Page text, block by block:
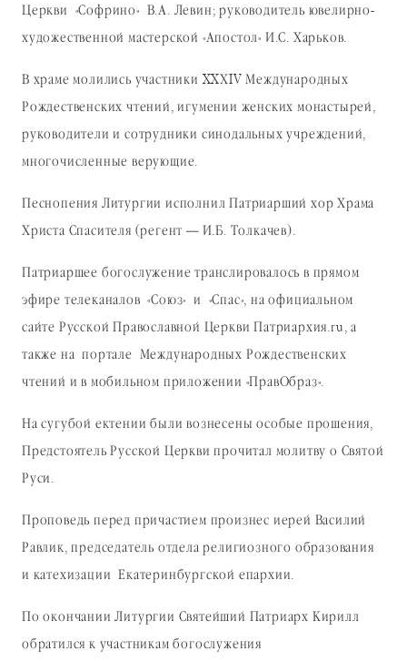
Церкви «Софрино» В.А. Левин; руководитель ювелирно-
художественной мастерской «Апостол» И.С. Харьков.
В храме молились участники XXХIV Международных
Рождественских чтений, игумении женских монастырей,
руководители и сотрудники синодальных учреждений,
многочисленные верующие.
Песнопения Литургии исполнил Патриарший хор Храма
Христа Спасителя (регент — И.Б. Толкачев).
Патриаршее богослужение транслировалось в прямом
эфире телеканалов «Союз» и «Спас», на официальном
сайте Русской Православной Церкви Патриархия.ru, а
также на портале Международных Рождественских
чтений и в мобильном приложении «ПравОбраз».
На сугубой ектении были вознесены особые прошения,
Предстоятель Русской Церкви прочитал молитву о Святой
Руси.
Проповедь перед причастием произнес иерей Василий
Равлик, председатель отдела религиозного образования
и катехизации Екатеринбургской епархии.
По окончании Литургии Святейший Патриарх Кирилл
обратился к участникам богослужения